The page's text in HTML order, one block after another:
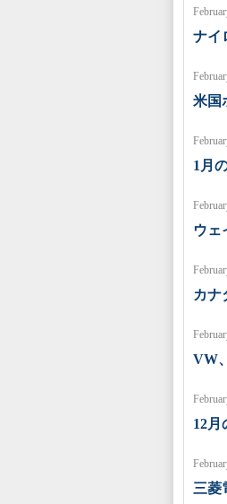
ナイ
米国
1月
ウェ
カナ
VW
12月
三菱